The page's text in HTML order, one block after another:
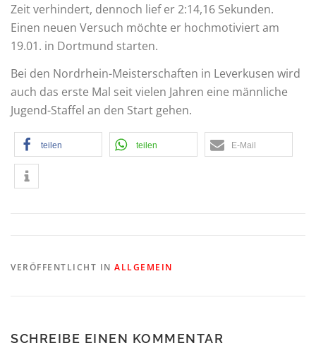
Zeit verhindert, dennoch lief er 2:14,16 Sekunden.
Einen neuen Versuch möchte er hochmotiviert am
19.01. in Dortmund starten.
Bei den Nordrhein-Meisterschaften in Leverkusen wird
auch das erste Mal seit vielen Jahren eine männliche
Jugend-Staffel an den Start gehen.
teilen teilen E-Mail
VERÖFFENTLICHT IN ALLGEMEIN
SCHREIBE EINEN KOMMENTAR